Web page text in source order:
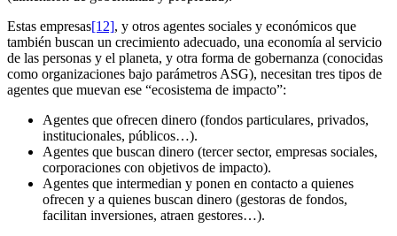
Estas empresas[12], y otros agentes sociales y económicos que
también buscan un crecimiento adecuado, una economía al servicio
de las personas y el planeta, y otra forma de gobernanza (conocidas
como organizaciones bajo parámetros ASG), necesitan tres tipos de
agentes que muevan ese “ecosistema de impacto”:
Agentes que ofrecen dinero (fondos particulares, privados,
institucionales, públicos…).
Agentes que buscan dinero (tercer sector, empresas sociales,
corporaciones con objetivos de impacto).
Agentes que intermedian y ponen en contacto a quienes
ofrecen y a quienes buscan dinero (gestoras de fondos,
facilitan inversiones, atraen gestores…).